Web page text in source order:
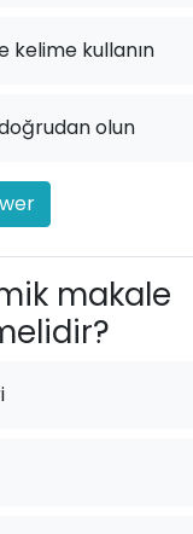
kelime kullanın
olun
makale